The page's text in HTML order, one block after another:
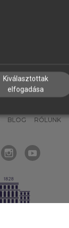
BLOG RÓLUNK
Kiválasztottak
elfogadása